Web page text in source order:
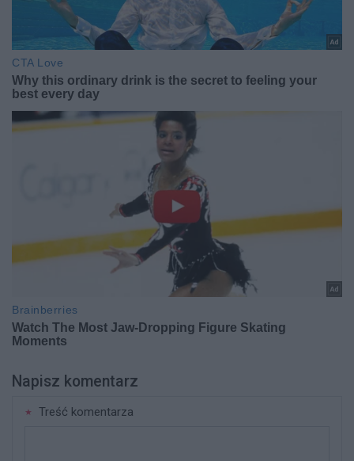
Napisz komentarz
Treść komentarza